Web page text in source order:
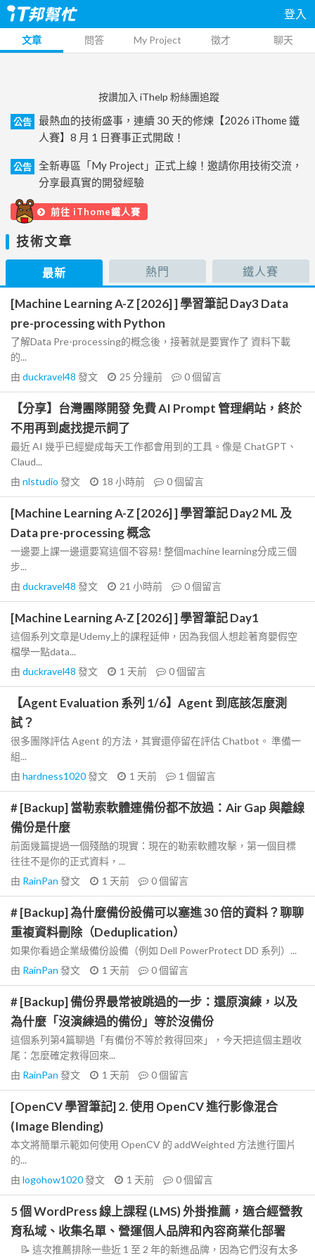
登入
文章 問答 My Project 徵才 聊天
按讚加入 iThelp 粉絲團追蹤
公告
最熱血的技術盛事，連續 30 天的修煉【2026 iThome 鐵
人賽】8 月 1 日賽事正式開啟！
公告
全新專區「My Project」正式上線！邀請你用技術交流，
分享最真實的開發經驗
前往 iThome鐵人賽
技術文章
最新 熱門 鐵人賽
[Machine Learning A-Z [2026] ] 學習筆記 Day3 Data
pre-processing with Python
了解Data Pre-processing的概念後，接著就是要實作了 資料下載
的...
由 duckravel48 發文 25 分鐘前 0個留言
【分享】台灣團隊開發 免費 AI Prompt 管理網站，終於
不用再到處找提示詞了
最近 AI 幾乎已經變成每天工作都會用到的工具。像是 ChatGPT、
Claud...
由 nlstudio 發文 18 小時前 0個留言
[Machine Learning A-Z [2026] ] 學習筆記 Day2 ML 及
Data pre-processing 概念
一邊要上課一邊還要寫這個不容易! 整個machine learning分成三個
步...
由 duckravel48 發文 21 小時前 0個留言
[Machine Learning A-Z [2026] ] 學習筆記 Day1
這個系列文章是Udemy上的課程延伸，因為我個人想趁著育嬰假空
檔學一點data...
由 duckravel48 發文 1 天前 0個留言
【Agent Evaluation 系列 1/6】Agent 到底該怎麼測
試？
很多團隊評估 Agent 的方法，其實還停留在評估 Chatbot。 準備一
組...
由 hardness1020發文 1 天前 1 個留言
# [Backup] 當勒索軟體連備份都不放過：Air Gap 與離線
備份是什麼
前面幾篇提過一個殘酷的現實：現在的勒索軟體攻擊，第一個目標
往往不是你的正式資料，...
由 RainPan 發文 1 天前 0個留言
# [Backup] 為什麼備份設備可以塞進 30 倍的資料？聊聊
重複資料刪除（Deduplication）
如果你看過企業級備份設備（例如 Dell PowerProtect DD 系列）...
由 RainPan 發文 1 天前 0個留言
# [Backup] 備份界最常被跳過的一步：還原演練，以及
為什麼「沒演練過的備份」等於沒備份
這個系列第4篇聊過「有備份不等於救得回來」，今天把這個主題收
尾：怎麼確定救得回來...
由 RainPan 發文 1 天前 0個留言
[OpenCV 學習筆記] 2. 使用 OpenCV 進行影像混合
(Image Blending)
本文將簡單示範如何使用 OpenCV 的 addWeighted 方法進行圖片
的...
由 logohow1020發文 1 天前 0個留言
5 個 WordPress 線上課程 (LMS) 外掛推薦，適合經營教
育私域、收集名單、營運個人品牌和內容商業化部署
📝 這次推薦排除一些近 1 至 2 年的新進品牌，因為它們沒有太多